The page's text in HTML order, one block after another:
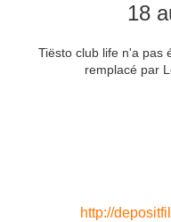
18
Tiësto club life n'a pas
remplacé par
http://